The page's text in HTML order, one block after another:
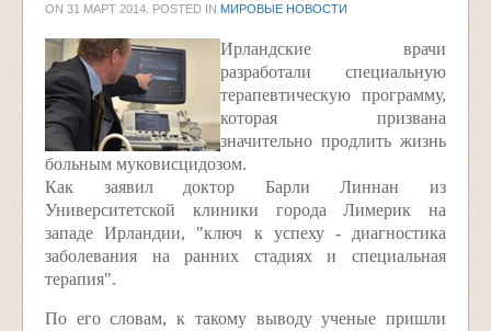
ON 31 МАРТ 2014 . POSTED IN МИРОВЫЕ НОВОСТИ
Ирландские врачи
разработали специальную
терапевтическую программу,
которая призвана
значительно продлить жизнь
больным муковисцидозом.
Как заявил доктор Барли Линнан из
Университетской клиники города Лимерик на
западе Ирландии, "ключ к успеху - диагностика
заболевания на ранних стадиях и специальная
терапия".
По его словам, к такому выводу ученые пришли